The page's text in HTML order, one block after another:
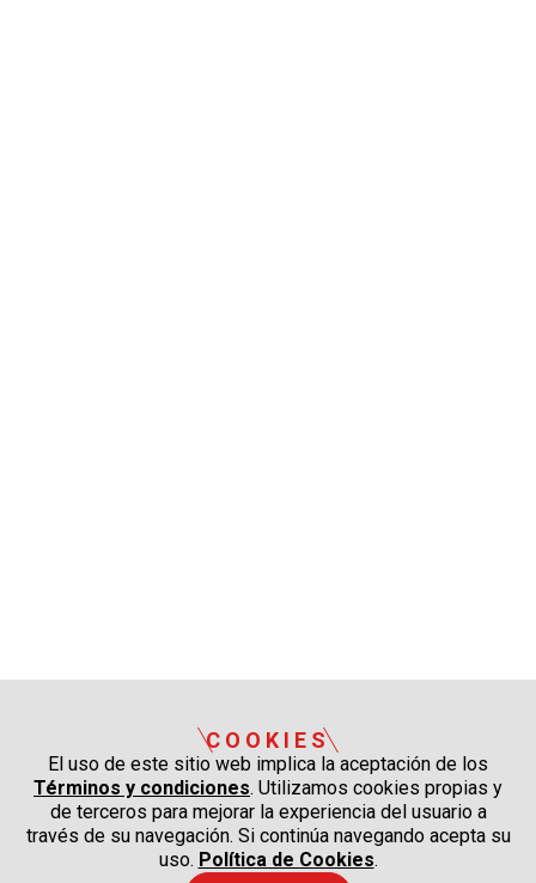
COOKIES
El uso de este sitio web implica la aceptación de los
Términos y condiciones. Utilizamos cookies propias y
de terceros para mejorar la experiencia del usuario a
través de su navegación. Si continúa navegando acepta su
uso. Política de Cookies.